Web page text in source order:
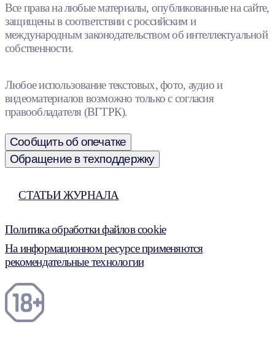
Все права на любые материалы, опубликованные на сайте,
защищены в соответствии с российским и
международным законодательством об интеллектуальной
собственности.
Любое использование текстовых, фото, аудио и
видеоматериалов возможно только с согласия
правообладателя (ВГТРК).
Сообщить об опечатке
Обращение в техподдержку
СТАТЬИ ЖУРНАЛА
Политика обработки файлов cookie
На информационном ресурсе применяются
рекомендательные технологии